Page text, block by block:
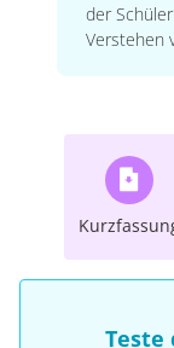
der
Verstehen
Teste